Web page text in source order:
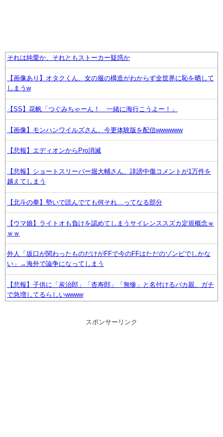
それは純愛か、それともストーカー疑惑か
【画像あり】オタクくん、女の服の構造がわからず全世界に恥を晒して
しまうw
【SS】花帆「つぐみちゃーん！ 一緒に海行こうよー！」
【画像】モンハンワイルズさん、今更体験版を配信wwwwww
【悲報】エディオンからPro消滅
【悲報】ショートスリーパー堀大輔さん、誹謗中傷コメントが1万件を
越えてしまう
【北斗の拳】勢いで読んでても何それ…ってなる部分
【ウマ娘】ライトオも負けを認めてしまうサイレンススズカ定規概念ｗ
ｗｗ
外人「坂口が関わったものだけがFFで今のFFはただのゾンビでしかな
い」→海外で論争になってしまう
【悲報】子供に「炭治郎」「杏寿郎」「無惨」と名付けるバカ親、ガチ
で急増してるらしいwwww
スポンサーリンク